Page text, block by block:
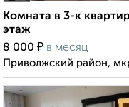
Комната в 3-к
этаж
8 000 ₽ в месяц
Приволжский район,